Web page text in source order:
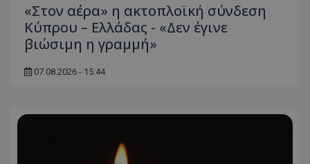
«Στον αέρα» η ακτοπλοϊκή σύνδεση
Κύπρου – Ελλάδας - «Δεν έγινε
βιώσιμη η γραμμή»
07.08.2026 - 15:44